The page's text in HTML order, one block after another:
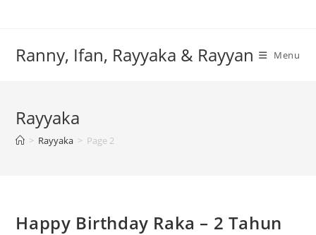
Ranny, Ifan, Rayyaka & Rayyan Menu
Rayyaka
> Rayyaka > Page 2
Happy Birthday Raka – 2 Tahun